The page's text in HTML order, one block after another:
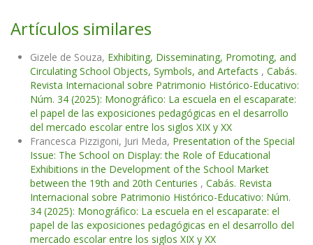
Artículos similares
Gizele de Souza, Exhibiting, Disseminating, Promoting, and
Circulating School Objects, Symbols, and Artefacts , Cabás.
Revista Internacional sobre Patrimonio Histórico-Educativo:
Núm. 34 (2025): Monográfico: La escuela en el escaparate:
el papel de las exposiciones pedagógicas en el desarrollo
del mercado escolar entre los siglos XIX y XX
Francesca Pizzigoni, Juri Meda, Presentation of the Special
Issue: The School on Display: the Role of Educational
Exhibitions in the Development of the School Market
between the 19th and 20th Centuries , Cabás. Revista
Internacional sobre Patrimonio Histórico-Educativo: Núm.
34 (2025): Monográfico: La escuela en el escaparate: el
papel de las exposiciones pedagógicas en el desarrollo del
mercado escolar entre los siglos XIX y XX